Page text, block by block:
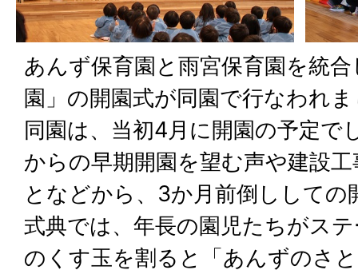
あんず保育園と雨宮保育園を統
園」の開園式が同園で行なわれ
同園は、当初4月に開園の予定で
からの早期開園を望む声や建設
となどから、3か月前倒ししての
式典では、年長の園児たちがス
のくす玉を割ると「あんずのさ